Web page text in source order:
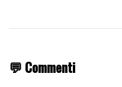
💬 Commenti